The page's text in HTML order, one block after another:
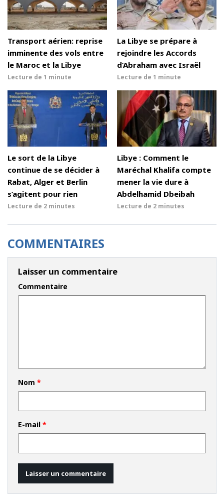
Transport aérien: reprise
imminente des vols entre
le Maroc et la Libye
Lecture de 1 minute
La Libye se prépare à
rejoindre les Accords
d’Abraham avec Israël
Lecture de 1 minute
Le sort de la Libye
continue de se décider à
Rabat, Alger et Berlin
s’agitent pour rien
Lecture de 2 minutes
Libye : Comment le
Maréchal Khalifa compte
mener la vie dure à
Abdelhamid Dbeibah
Lecture de 2 minutes
COMMENTAIRES
Laisser un commentaire
Commentaire
Nom *
E-mail *